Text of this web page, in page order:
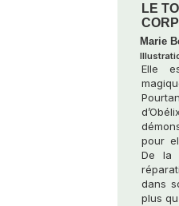
LE
Marie
Elle
pour
De la
dans
plus